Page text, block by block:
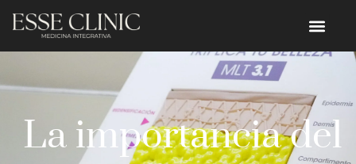
La importancia del